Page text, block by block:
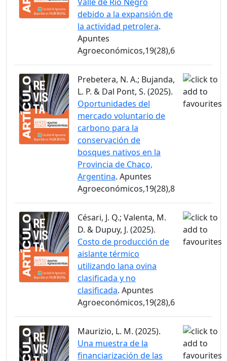
debido a la expansión de
la actividad petrolera.
Apuntes
Agroeconómicos,19(28),6
Prebetera, N. A.; Bujanda,
L. P. & Dal Pont, S. (2025).
Oportunidades del
mercado voluntario de
carbono para la
conservación de
bosques nativos en la
Provincia de Chaco,
Argentina. Apuntes
Agroeconómicos,19(28),8
Césari, J. Q.; Valenta, M.
D. & Dupuy, J. (2025).
Costo de producción de
aislante térmico
utilizando lana ovina
clasificada y no
clasificada. Apuntes
Agroeconómicos,19(28),6
Maurizio, L. M. (2025).
Una muestra de la
financiarización de las